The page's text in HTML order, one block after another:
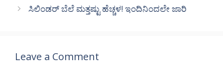
ಸಿಲಿಂಡರ್‌ ಬೆಲೆ ಮತ್ತಷ್ಟು ಹೆಚ್ಚಳ! ಇಂದಿನಿಂದಲೇ ಜಾರಿ
Leave a Comment